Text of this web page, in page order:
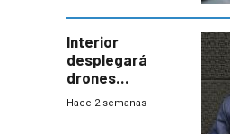
Interior
desplegará
drones
autónomos para
Hace 2 semanas